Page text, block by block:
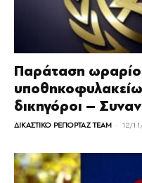
Παράταση
δικηγόροι –
ΔΙΚΑΣΤΙΚΟ ΡΕΠΟΡΤΑΖ TEAM - 12/